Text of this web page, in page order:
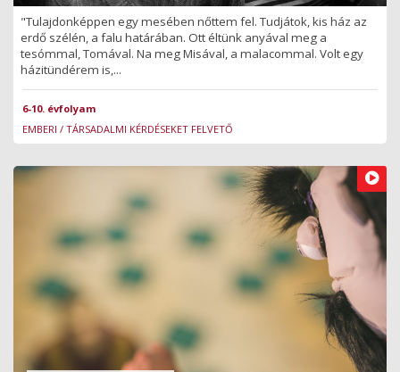
"Tulajdonképpen egy mesében nőttem fel. Tudjátok, kis ház az
erdő szélén, a falu határában. Ott éltünk anyával meg a
tesómmal, Tomával. Na meg Misával, a malacommal. Volt egy
házitündérem is,...
6-10. évfolyam
EMBERI / TÁRSADALMI KÉRDÉSEKET FELVETŐ